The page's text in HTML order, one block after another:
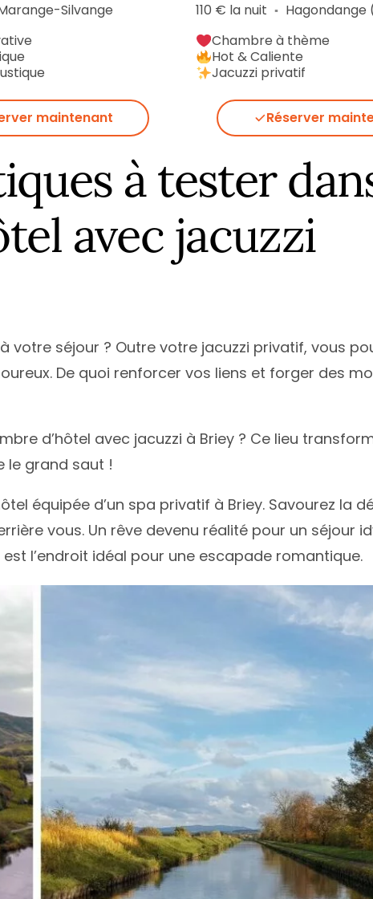
Silvange
maintenant
110 € la nuit ▪︎ Hagondange
Chambre à thème
Hot & Caliente
Jacuzzi privatif
Réserver
à tester
avec jacuzzi
votre séjour ? Outre votre jacuzzi privatif, vous
De quoi renforcer vos liens et forger des
d’hôtel avec jacuzzi à Briey ? Ce lieu
le grand saut !
équipée d’un spa privatif à Briey. Savourez la
vous. Un rêve devenu réalité pour un séjour
l’endroit idéal pour une escapade romantique.